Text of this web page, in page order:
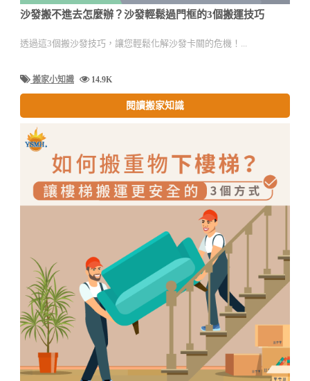
沙發搬不進去怎麼辦？沙發輕鬆過門框的3個搬運技巧
透過這3個搬沙發技巧，讓您輕鬆化解沙發卡關的危機！...
搬家小知識 14.9K
閱讀搬家知識